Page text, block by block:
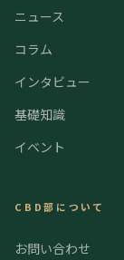
ニュース
コラム
インタビュー
基礎知識
イベント
CBD部について
お問い合わせ